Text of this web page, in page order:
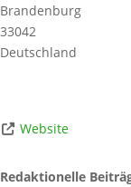
Brandenburg
33042
Deutschland
Website
Redaktionelle